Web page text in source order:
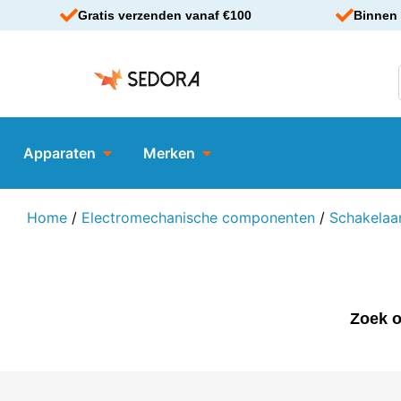
Gratis verzenden vanaf €100 Binnen
Apparaten Merken
Home / Electromechanische componenten /
Zoek